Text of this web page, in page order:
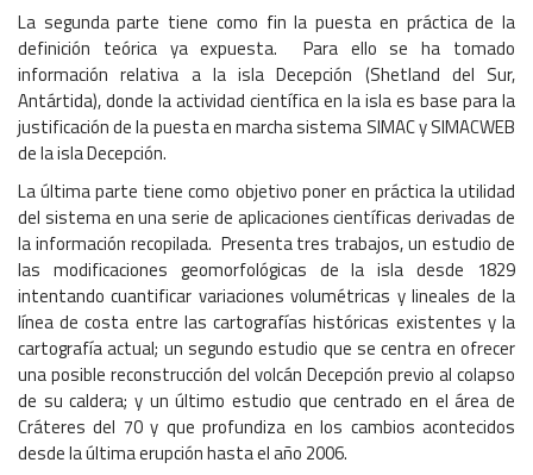
La segunda parte tiene como fin la puesta en práctica de la
definición teórica ya expuesta. Para ello se ha tomado
información relativa a la isla Decepción (Shetland del Sur,
Antártida), donde la actividad científica en la isla es base para la
justificación de la puesta en marcha sistema SIMAC y SIMACWEB
de la isla Decepción.
La última parte tiene como objetivo poner en práctica la utilidad
del sistema en una serie de aplicaciones científicas derivadas de
la información recopilada. Presenta tres trabajos, un estudio de
las modificaciones geomorfológicas de la isla desde 1829
intentando cuantificar variaciones volumétricas y lineales de la
línea de costa entre las cartografías históricas existentes y la
cartografía actual; un segundo estudio que se centra en ofrecer
una posible reconstrucción del volcán Decepción previo al colapso
de su caldera; y un último estudio que centrado en el área de
Cráteres del 70 y que profundiza en los cambios acontecidos
desde la última erupción hasta el año 2006.